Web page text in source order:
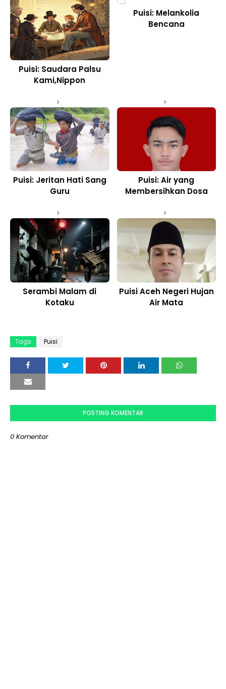
Puisi: Saudara Palsu
Kami,Nippon
Puisi: Melankolia
Bencana
Puisi: Jeritan Hati Sang
Guru
Puisi: Air yang
Membersihkan Dosa
Serambi Malam di
Kotaku
Puisi Aceh Negeri Hujan
Air Mata
Tags Puisi
POSTING KOMENTAR
0 Komentar